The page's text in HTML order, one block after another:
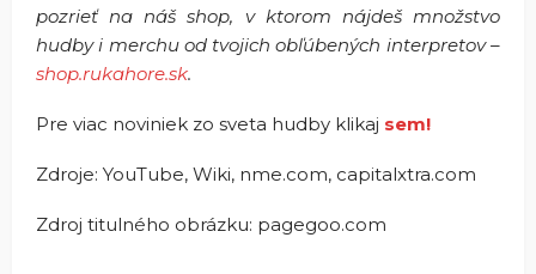
pozrieť na náš shop, v ktorom nájdeš množstvo
hudby i merchu od tvojich obľúbených interpretov –
shop.rukahore.sk.
Pre viac noviniek zo sveta hudby klikaj sem!
Zdroje: YouTube, Wiki, nme.com, capitalxtra.com
Zdroj titulného obrázku: pagegoo.com